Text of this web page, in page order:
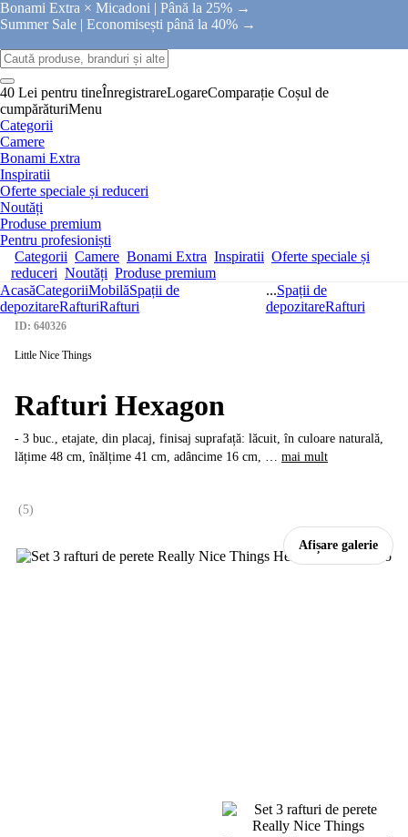
Bonami Extra × Micadoni | Până la 25% →
Summer Sale | Economisești până la 40% →
40 Lei pentru tineÎnregistrareLogareComparație Coșul de
cumpărăturiMenu
Categorii
Camere
Bonami Extra
Inspiratii
Oferte speciale și reduceri
Noutăți
Produse premium
Pentru profesioniști
Categorii Camere Bonami Extra Inspiratii Oferte speciale și
reduceri Noutăți Produse premium
AcasăCategoriiMobilăSpații de
depozitareRafturiRafturi
...Spații de
depozitareRafturi
Afișare galerie
ID: 640326
Little Nice Things
Rafturi Hexagon
- 3 buc., etajate, din placaj, finisaj suprafață: lăcuit, în culoare naturală,
lățime 48 cm, înălțime 41 cm, adâncime 16 cm, … mai mult
(5)